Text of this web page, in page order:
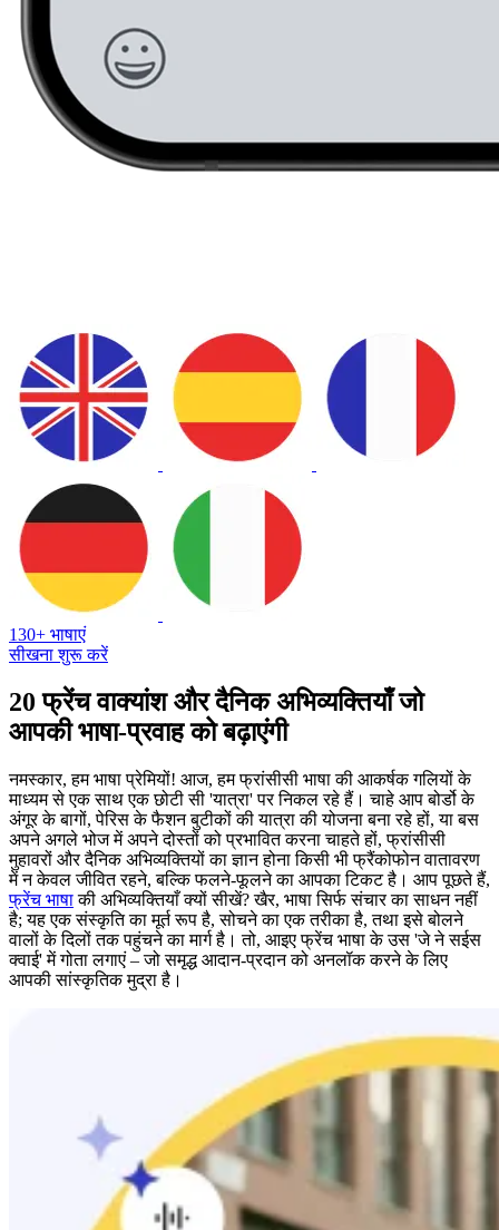
130+ भाषाएं
सीखना शुरू करें
20 फ्रेंच वाक्यांश और दैनिक अभिव्यक्तियाँ जो
आपकी भाषा-प्रवाह को बढ़ाएंगी
नमस्कार, हम भाषा प्रेमियों! आज, हम फ्रांसीसी भाषा की आकर्षक गलियों के
माध्यम से एक साथ एक छोटी सी 'यात्रा' पर निकल रहे हैं। चाहे आप बोर्डो के
अंगूर के बागों, पेरिस के फैशन बुटीकों की यात्रा की योजना बना रहे हों, या बस
अपने अगले भोज में अपने दोस्तों को प्रभावित करना चाहते हों, फ्रांसीसी
मुहावरों और दैनिक अभिव्यक्तियों का ज्ञान होना किसी भी फ्रैंकोफोन वातावरण
में न केवल जीवित रहने, बल्कि फलने-फूलने का आपका टिकट है। आप पूछते हैं,
फ्रेंच भाषाकी अभिव्यक्तियाँ क्यों सीखें? खैर, भाषा सिर्फ संचार का साधन नहीं
है; यह एक संस्कृति का मूर्त रूप है, सोचने का एक तरीका है, तथा इसे बोलने
वालों के दिलों तक पहुंचने का मार्ग है। तो, आइए फ्रेंच भाषा के उस 'जे ने सईस
क्वाई' में गोता लगाएं – जो समृद्ध आदान-प्रदान को अनलॉक करने के लिए
आपकी सांस्कृतिक मुद्रा है।